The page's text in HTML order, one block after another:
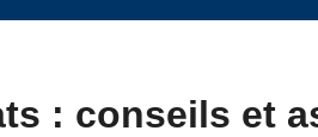
: conseils et